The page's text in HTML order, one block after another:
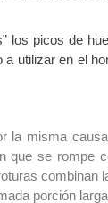
los picos de
utilizar en el
la misma
que se rompe
combinan
porción